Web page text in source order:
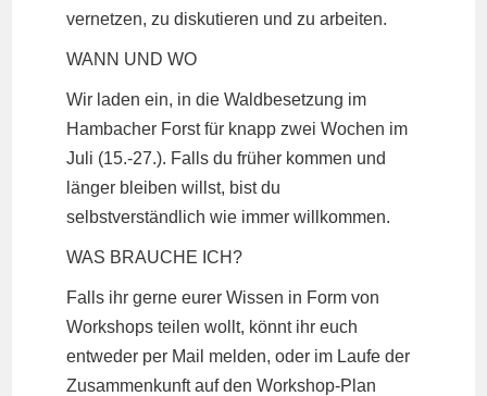
vernetzen, zu diskutieren und zu arbeiten.
WANN UND WO
Wir laden ein, in die Waldbesetzung im
Hambacher Forst für knapp zwei Wochen im
Juli (15.-27.). Falls du früher kommen und
länger bleiben willst, bist du
selbstverständlich wie immer willkommen.
WAS BRAUCHE ICH?
Falls ihr gerne eurer Wissen in Form von
Workshops teilen wollt, könnt ihr euch
entweder per Mail melden, oder im Laufe der
Zusammenkunft auf den Workshop-Plan